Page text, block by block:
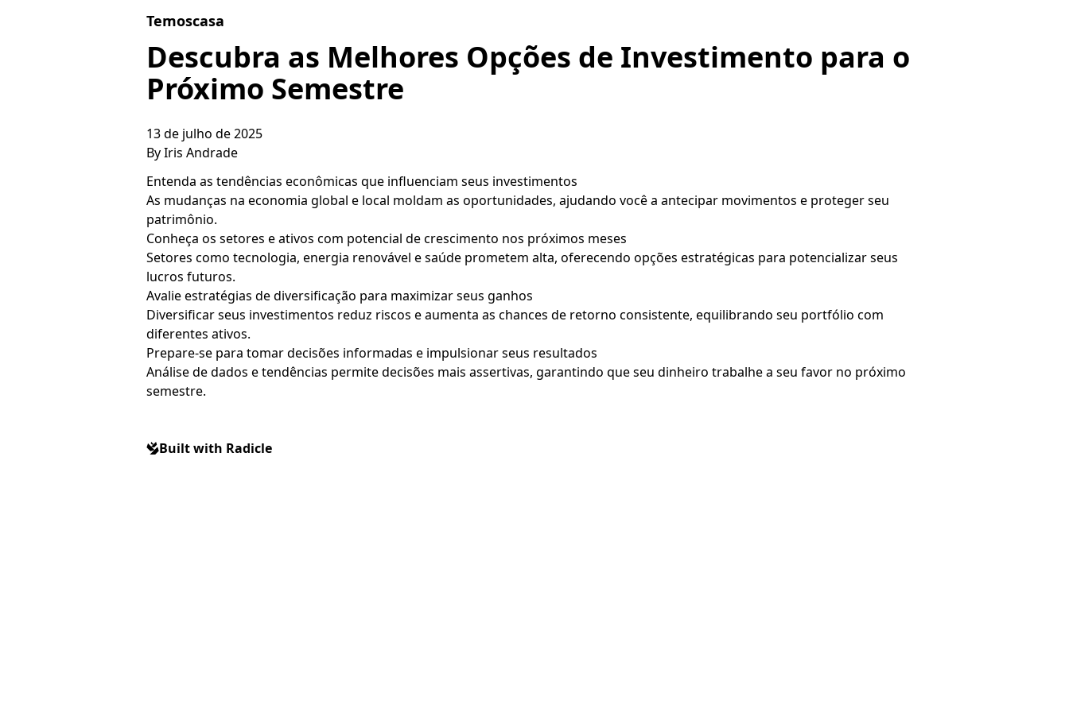
Temoscasa
Descubra as Melhores Opções de Investimento para o
Próximo Semestre
13 de julho de 2025
ByIris Andrade
Entenda as tendências econômicas que influenciam seus investimentos
As mudanças na economia global e local moldam as oportunidades, ajudando você a antecipar movimentos e proteger seu
patrimônio.
Conheça os setores e ativos com potencial de crescimento nos próximos meses
Setores como tecnologia, energia renovável e saúde prometem alta, oferecendo opções estratégicas para potencializar seus
lucros futuros.
Avalie estratégias de diversificação para maximizar seus ganhos
Diversificar seus investimentos reduz riscos e aumenta as chances de retorno consistente, equilibrando seu portfólio com
diferentes ativos.
Prepare-se para tomar decisões informadas e impulsionar seus resultados
Análise de dados e tendências permite decisões mais assertivas, garantindo que seu dinheiro trabalhe a seu favor no próximo
semestre.
Built with Radicle